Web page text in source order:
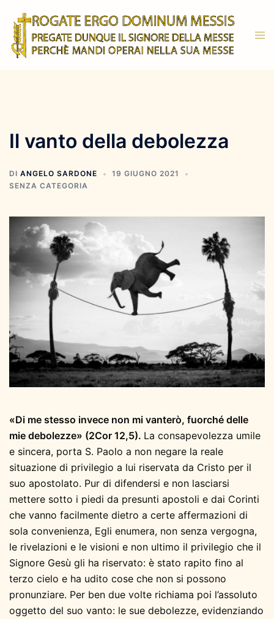
contenuto
Il vanto della debolezza
DI ANGELO SARDONE
19 GIUGNO 2021
SENZA CATEGORIA
«Di me stesso invece non mi vanterò, fuorché delle
mie debolezze» (2Cor 12,5). La consapevolezza umile
e sincera, porta S. Paolo a non negare la reale
situazione di privilegio a lui riservata da Cristo per il
suo apostolato. Pur di difendersi e non lasciarsi
mettere sotto i piedi da presunti apostoli e dai Corinti
che vanno facilmente dietro a certe affermazioni di
sola convenienza, Egli enumera, non senza vergogna,
le rivelazioni e le visioni e non ultimo il privilegio che il
Signore Gesù gli ha riservato: è stato rapito fino al
terzo cielo e ha udito cose che non si possono
pronunziare. Per ben due volte richiama poi l’assoluto
oggetto del suo vanto: le sue debolezze, evidenziando